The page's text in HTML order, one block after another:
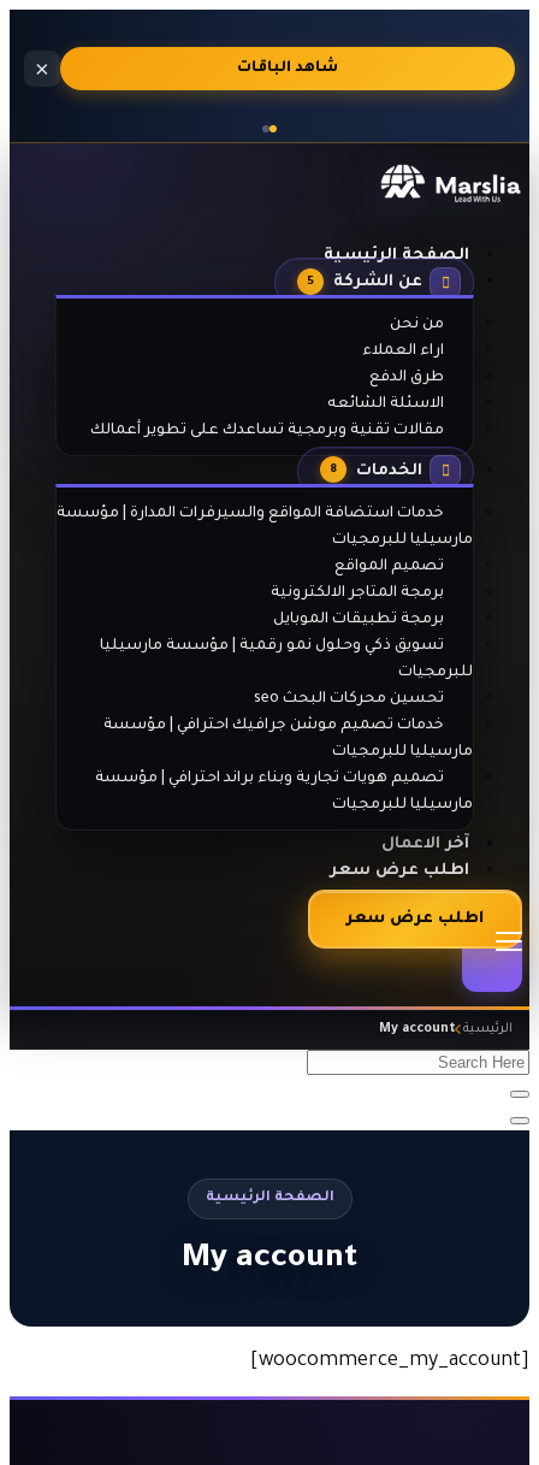
🔥
مع
تفعيل
بعد
الدفع
شاهد الباقات ×
الصفحة الرئيسية
عن الشركة
5
من نحن
اراء العملاء
طرق الدفع
الاسئلة الشائعه
مقالات تقنية وبرمجية تساعدك على تطوير أعمالك
الخدمات 8
خدمات استضافة المواقع والسيرفرات المدارة | مؤسسة
مارسيليا للبرمجيات
تصميم المواقع
برمجة المتاجر الالكترونية
برمجة تطبيقات الموبايل
تسويق ذكي وحلول نمو رقمية | مؤسسة مارسيليا
للبرمجيات
تحسين محركات البحث seo
خدمات تصميم موشن جرافيك احترافي | مؤسسة
مارسيليا للبرمجيات
تصميم هويات تجارية وبناء براند احترافي | مؤسسة
مارسيليا للبرمجيات
آخر الاعمال
اطلب عرض سعر
اطلب عرض سعر
الرئيسية My account
الصفحة الرئيسية
My account